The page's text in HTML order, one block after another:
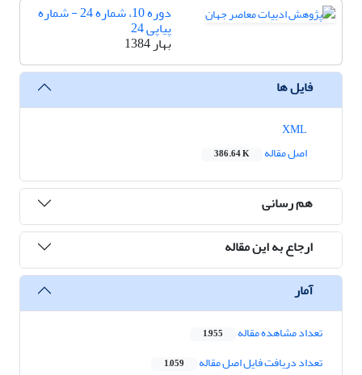
دوره 10، شماره 24 - شماره
پیاپی 24
بهار 1384
فایل ها
اصل مقاله
386.64 K
هم رسانی
ارجاع به این مقاله
آمار
تعداد مشاهده مقاله 1,955
تعداد دریافت فایل اصل مقاله 1,059